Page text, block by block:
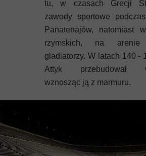
Rodos
Samos
Symi
tu, w czasach Grecji
zawody sportowe
Panatenajów, natomiast
rzymskich, na arenie
gladiatorzy. W latach 140 -
Attyk przebudował
wznosząc ją z marmuru.